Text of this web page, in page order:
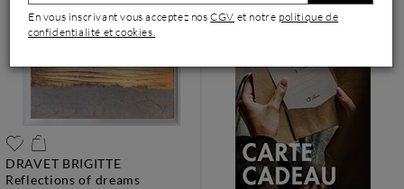
DRAVET BRIGITTE
reflections of dreams
En vous inscrivant vous acceptez nosCGV et notre politique de
confidentialité et cookies.